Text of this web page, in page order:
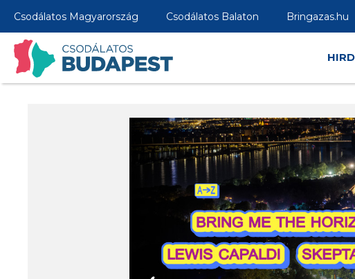
Csodálatos Magyarország Csodálatos Balaton Bringazas.hu